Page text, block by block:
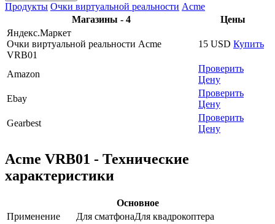
Продукты Очки виртуальной реальности Acme
Магазины - 4
Цены
Яндекс.Маркет
Очки виртуальной реальности Acme
VRB01
15 USD Купить
Amazon
Проверить
Цену
Ebay
Проверить
Цену
Gearbest
Проверить
Цену
Acme VRB01 - Технические
характеристики
Основное
Применение
Для сматфонаДля квадрокоптера